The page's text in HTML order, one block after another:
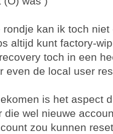
kan ik toch
altijd kunt factory-
toch in een
even de local user
is het aspect
die wel nieuwe
zou kunnen